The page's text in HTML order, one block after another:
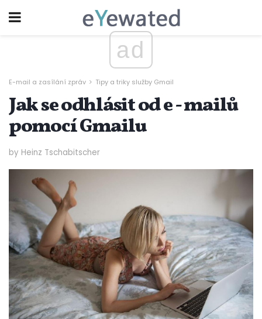
ad
E-mail a zasílání zpráv Tipy a triky služby Gmail
Jak se odhlásit od e - mailů
pomocí Gmailu
by Heinz Tschabitscher